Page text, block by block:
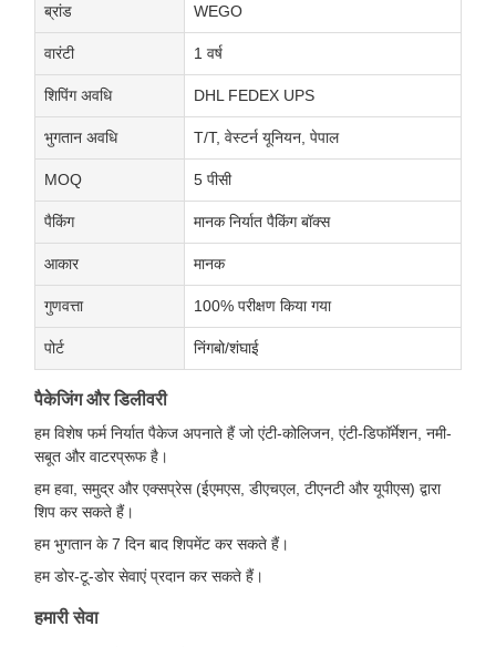
ब्रांड WEGO
वारंटी 1 वर्ष
शिपिंग अवधि DHL FEDEX UPS
भुगतान अवधि T/T, वेस्टर्न यूनियन, पेपाल
MOQ 5 पीसी
पैकिंग मानक निर्यात पैकिंग बॉक्स
आकार मानक
गुणवत्ता 100% परीक्षण किया गया
पोर्ट निंगबो/शंघाई
पैकेजिंग और डिलीवरी
हम विशेष फर्म निर्यात पैकेज अपनाते हैं जो एंटी-कोलिजन, एंटी-डिफॉर्मेशन, नमी-
सबूत और वाटरप्रूफ है।
हम हवा, समुद्र और एक्सप्रेस (ईएमएस, डीएचएल, टीएनटी और यूपीएस) द्वारा
शिप कर सकते हैं।
हम भुगतान के 7 दिन बाद शिपमेंट कर सकते हैं।
हम डोर-टू-डोर सेवाएं प्रदान कर सकते हैं।
हमारी सेवा